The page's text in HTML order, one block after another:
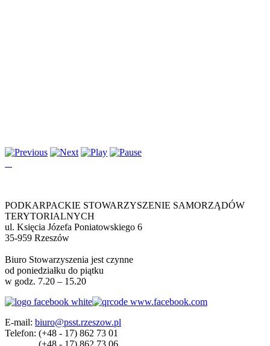
PODKARPACKIE STOWARZYSZENIE SAMORZĄDÓW
TERYTORIALNYCH
ul. Księcia Józefa Poniatowskiego 6
35-959 Rzeszów
Biuro Stowarzyszenia jest czynne
od poniedziałku do piątku
w godz. 7.20 – 15.20
E-mail: biuro@psst.rzeszow.pl
Telefon: (+48 - 17) 862 73 01
(+48 - 17) 862 73 06